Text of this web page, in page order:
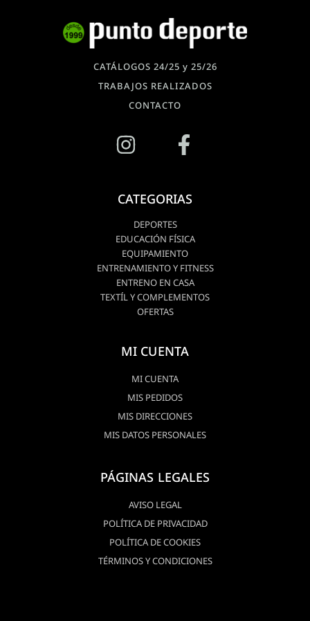
CATÁLOGOS 24/25 y 25/26
TRABAJOS REALIZADOS
CONTACTO
CATEGORIAS
DEPORTES
EDUCACIÓN FÍSICA
EQUIPAMIENTO
ENTRENAMIENTO Y FITNESS
ENTRENO EN CASA
TEXTÍL Y COMPLEMENTOS
OFERTAS
MI CUENTA
MI CUENTA
MIS PEDIDOS
MIS DIRECCIONES
MIS DATOS PERSONALES
PÁGINAS LEGALES
AVISO LEGAL
POLÍTICA DE PRIVACIDAD
POLÍTICA DE COOKIES
TÉRMINOS Y CONDICIONES